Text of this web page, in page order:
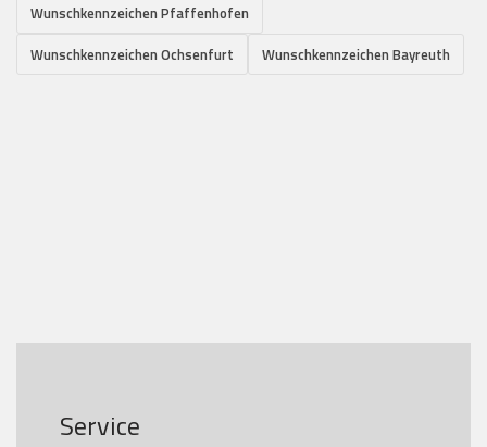
Wunschkennzeichen Pfaffenhofen
Wunschkennzeichen Ochsenfurt
Wunschkennzeichen Bayreuth
Service